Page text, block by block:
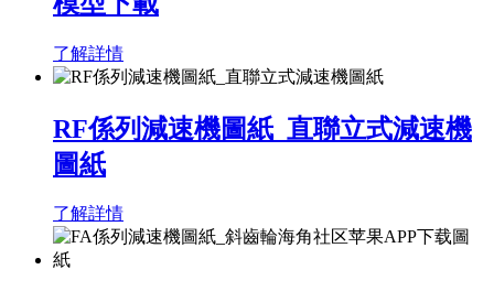
了解詳情
RF係列減速機圖紙_直聯立式減速機
圖紙
了解詳情